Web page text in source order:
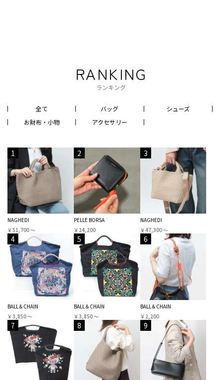
RANKING
ランキング
全て バッグ
シューズ
お財布・小物
アクセサリー
1
NAGHEDI
￥51,700 〜
2
PELLE BORSA
￥24,200
3
NAGHEDI
￥47,300 〜
4
BALL＆CHAIN
￥3,850 〜
5
BALL＆CHAIN
￥3,850 〜
6
BALL＆CHAIN
￥2,200
7 8 9